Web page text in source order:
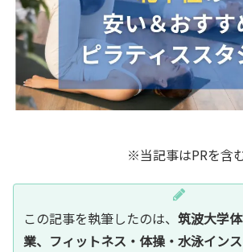
※当記事はPRを含
この記事を執筆したのは、 筑波大学
業、フィットネス・体操・水泳イン